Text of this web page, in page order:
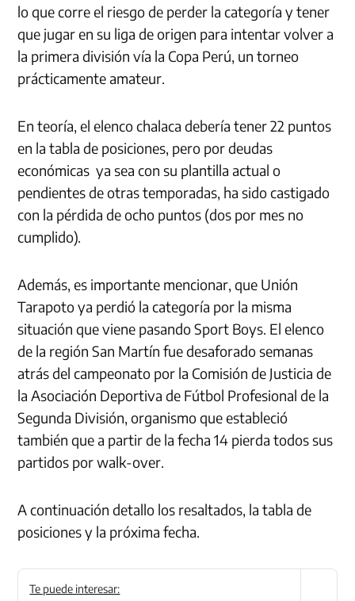
lo que corre el riesgo de perder la categoría y tener
que jugar en su liga de origen para intentar volver a
la primera división vía la Copa Perú, un torneo
prácticamente amateur.
En teoría, el elenco chalaca debería tener 22 puntos
en la tabla de posiciones, pero por deudas
económicas ya sea con su plantilla actual o
pendientes de otras temporadas, ha sido castigado
con la pérdida de ocho puntos (dos por mes no
cumplido).
Además, es importante mencionar, que Unión
Tarapoto ya perdió la categoría por la misma
situación que viene pasando Sport Boys. El elenco
de la región San Martín fue desaforado semanas
atrás del campeonato por la Comisión de Justicia de
la Asociación Deportiva de Fútbol Profesional de la
Segunda División, organismo que estableció
también que a partir de la fecha 14 pierda todos sus
partidos por walk-over.
A continuación detallo los resaltados, la tabla de
posiciones y la próxima fecha.
Te puede interesar: